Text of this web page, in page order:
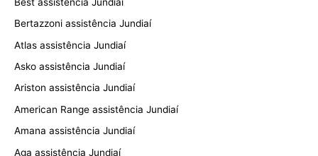
Bertazzoni assistência Jundiaí
Atlas assistência Jundiaí
Asko assistência Jundiaí
Ariston assistência Jundiaí
American Range assistência Jundiaí
Amana assistência Jundiaí
Aga assistência Jundiaí